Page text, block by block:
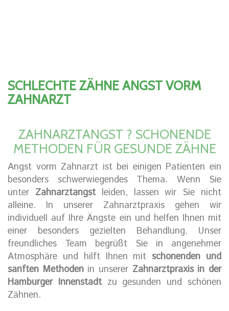
SCHLECHTE ZÄHNE ANGST VORM
ZAHNARZT
ZAHNARZTANGST ? SCHONENDE
METHODEN FÜR GESUNDE ZÄHNE
Angst vorm Zahnarzt ist bei einigen Patienten ein
besonders schwerwiegendes Thema. Wenn Sie
unter Zahnarztangstleiden, lassen wir Sie nicht
alleine. In unserer Zahnarztpraxis gehen wir
individuell auf Ihre Ängste ein und helfen Ihnen mit
einer besonders gezielten Behandlung. Unser
freundliches Team begrüßt Sie in angenehmer
Atmosphäre und hilft Ihnen mitschonenden und
sanften Methodenin unserer Zahnarztpraxis in der
Hamburger Innenstadtzu gesunden und schönen
Zähnen.